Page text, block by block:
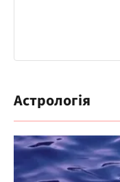
Астрологія